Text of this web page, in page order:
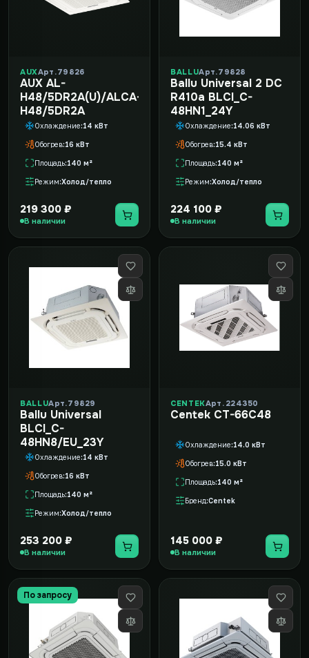
AUXАрт. 79826
AUX AL-
H48/5DR2A(U)/ALCA-
H48/5DR2А
Охлаждение 14 кВт
Обогрев 16 кВт
Площадь 140 м²
Режим Холод/тепло
219 300 ₽
В наличии
BALLUАрт. 79828
Ballu Universal 2 DC
R410a BLCI_C-
48HN1_24Y
Охлаждение 14.06 кВт
Обогрев 15.4 кВт
Площадь 140 м²
Режим Холод/тепло
224 100 ₽
В наличии
BALLUАрт. 79829
Ballu Universal
BLCI_C-
48HN8/EU_23Y
Охлаждение 14 кВт
Обогрев 16 кВт
Площадь 140 м²
Режим Холод/тепло
253 200 ₽
В наличии
CENTEKАрт. 224350
Centek CT-66С48
Охлаждение 14.0 кВт
Обогрев 15.0 кВт
Площадь 140 м²
Бренд Centek
145 000 ₽
В наличии
По запросу